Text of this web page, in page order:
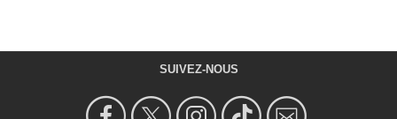
SUIVEZ-NOUS